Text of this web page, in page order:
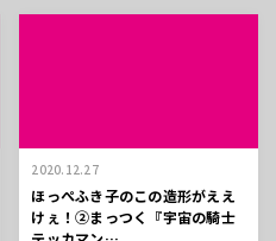
2020.12.27
ほっぺふき子のこの造形がええ
けぇ！②まっつく『宇宙の騎士